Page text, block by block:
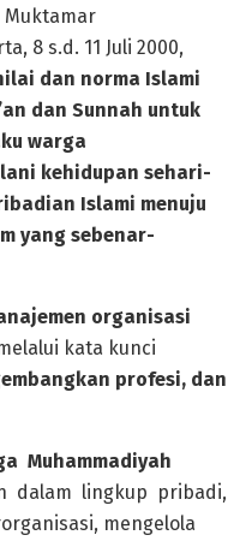
Muktamar
8 s.d. 11 Juli 2000,
dan norma Islami
dan Sunnah untuk
warga
kehidupan sehari-
Islami menuju
yang sebenar-
organisasi
kata kunci
profesi, dan
Muhammadiyah
dalam lingkup pribadi,
mengelola